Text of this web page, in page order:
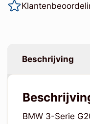
Beschrijving
BMW 3-Serie